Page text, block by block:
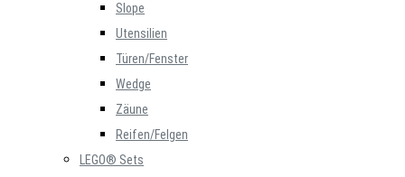
Slope
Utensilien
Türen/Fenster
Wedge
Zäune
Reifen/Felgen
LEGO® Sets